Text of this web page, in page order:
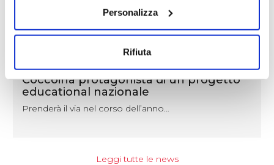
Personalizza
Rifiuta
Coccoina protagonista di un progetto
educational nazionale
Prenderà il via nel corso dell’anno…
Leggi tutte le news